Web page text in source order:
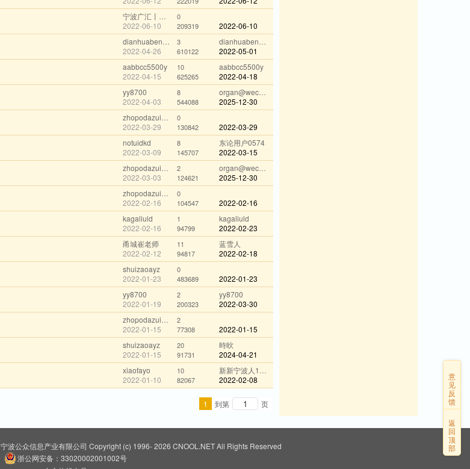
2022-06-10
0
209319
2022-06-10
2022-04-26
3
610122
2022-05-01
aabbcc5500y
2022-04-15
10
625265
aabbcc5500y
2022-04-18
yy8700
2022-04-03
8
544088
2025-12-30
2022-03-29
0
130842
2022-03-29
notuidkd
2022-03-09
8
145707
东论用户0574
2022-03-15
2022-03-03
2
124621
2025-12-30
2022-02-16
0
104547
2022-02-16
kagaliuld
2022-02-16
1
94799
kagaliuld
2022-02-23
甬城崔老师
2022-02-12
11
94817
蓝雪人
2022-02-18
shuizaoayz
2022-01-23
0
483689
2022-01-23
yy8700
2022-01-19
2
200323
yy8700
2022-03-30
2022-01-15
2
77308
2022-01-15
shuizaoayz
2022-01-15
20
91731
時炚
2024-04-21
xiaofayo
2022-01-10
10
82067
2022-02-08
1 到第 页
意
见
反
馈
返
回
顶
部
宁波公众信息产业有限公司 Copyright (c) 1996-2026 CNOOL.NET All Rights Reserved
浙公网安备：33020002001002号